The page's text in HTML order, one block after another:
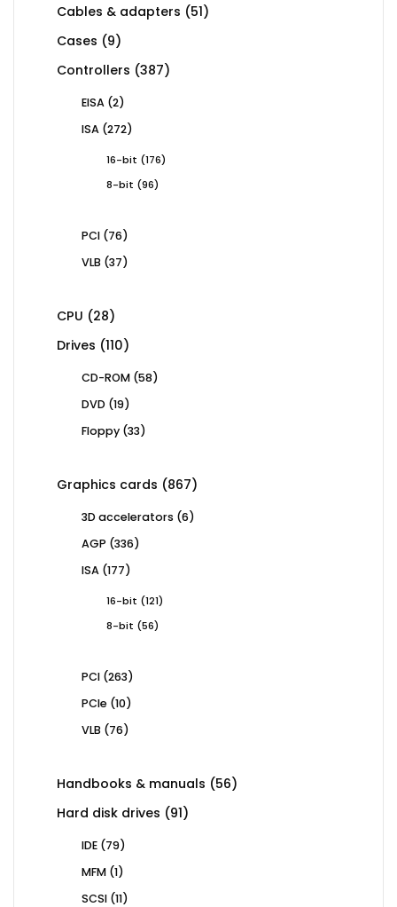
Cables & adapters 5151
Cases 99
Controllers 387387
EISA 22
ISA 272272
16-bit 176176
8-bit
9696
PCI 7676
VLB 3737
CPU 2828
Drives 110110
CD-ROM 5858
DVD 1919
Floppy 3333
Graphics cards 867867
3D accelerators 66
AGP 336336
ISA 177177
16-bit 121121
8-bit
5656
PCI 263263
PCIe 1010
VLB 7676
Handbooks & manuals 5656
Hard disk drives 9191
IDE 7979
MFM 11
SCSI 1111